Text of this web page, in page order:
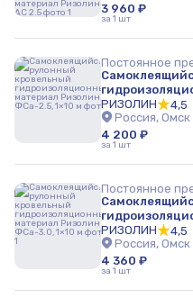
3 960 ₽
за 1 шт
Постоянное
ФСа-2.5, 1×10 м
РИЗОЛИН
4,5
Россия, Омск
4 200 ₽
за 1 шт
Постоянное
ФСа-3.0, 1×10 м
РИЗОЛИН
4,5
Россия, Омск
4 360 ₽
за 1 шт